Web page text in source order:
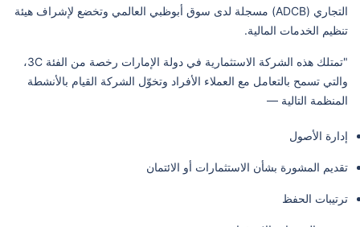
التجاري (ADCB) مسجلة لدى سوق أبوظبي العالمي وتخضع لإشراف هيئة
تنظيم الخدمات المالية.
"تمتلك هذه الشركة الاستثمارية في دولة الإمارات رخصة من الفئة 3C،
والتي تسمح بالتعامل مع العملاء الأفراد وتخوّل الشركة القيام بالأنشطة
المنظمة التالية —
إدارة الأصول
تقديم المشورة بشأن الاستثمارات أو الائتمان
ترتيبات الحفظ